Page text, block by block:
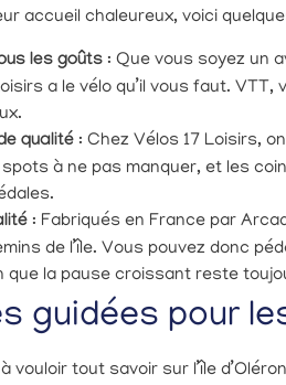
accueil chaleureux, voici
les goûts : Que vous soyez un
a le vélo qu’il vous faut.
qualité : Chez Vélos 17 Loisirs,
à ne pas manquer, et les
: Fabriqués en France par
de l’île. Vous pouvez donc
que la pause croissant reste
guidées pour
vouloir tout savoir sur l’île